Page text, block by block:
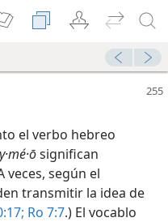
el verbo hebreo
significan
veces, según el
transmitir la idea de
Ro 7:7.) El vocablo